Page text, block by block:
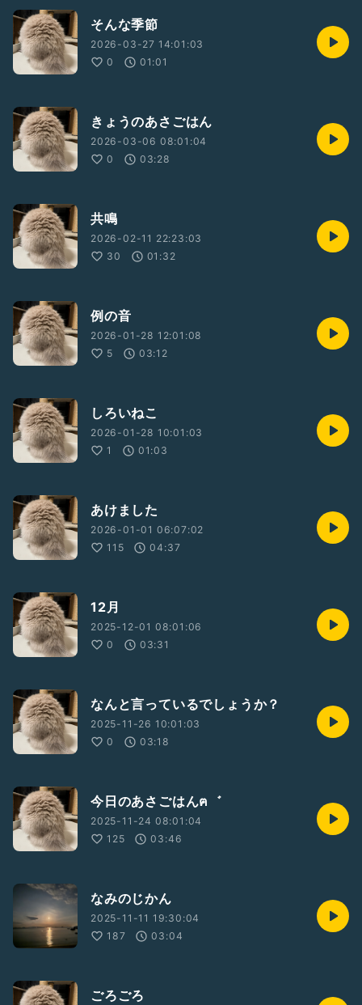
そんな季節
2026-03-27 14:01:03
0
01:01
きょうのあさごはん
2026-03-06 08:01:04
0
03:28
共鳴
2026-02-11 22:23:03
30
01:32
例の音
2026-01-28 12:01:08
5
03:12
しろいねこ
2026-01-28 10:01:03
1
01:03
あけました
2026-01-01 06:07:02
115
04:37
12月
2025-12-01 08:01:06
0
03:31
なんと言っているでしょうか？
2025-11-26 10:01:03
0
03:18
今日のあさごはんฅ゛
2025-11-24 08:01:04
125
03:46
なみのじかん
2025-11-11 19:30:04
187
03:04
ごろごろ